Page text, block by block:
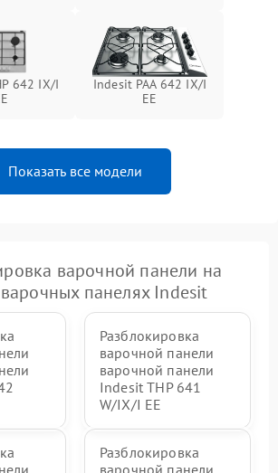
642 IX/I
Indesit PAA 642 IX/I
EE
Показать все модели
варочной панели на
панелях Indesit
Разблокировка
варочной панели
варочной панели
Indesit THP 641
W/IX/I EE
Разблокировка